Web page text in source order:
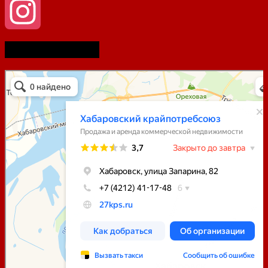
Хабаровский Крайпотребсоюз
Продажа и аренда коммерческой недвижимости в Хабаровске